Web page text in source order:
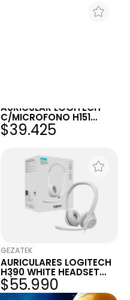
AURICULAR LOGITECH
C/MICROFONO H151
BLACK JACK 3....
$39.425
GEZATEK
AURICULARES LOGITECH
H390 WHITE HEADSET
C/MICROFONO 981-
001285
$55.990